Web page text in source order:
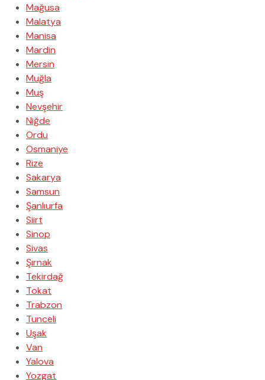
Mağusa
Malatya
Manisa
Mardin
Mersin
Muğla
Muş
Nevşehir
Niğde
Ordu
Osmaniye
Rize
Sakarya
Samsun
Şanlıurfa
Siirt
Sinop
Sivas
Şırnak
Tekirdağ
Tokat
Trabzon
Tunceli
Uşak
Van
Yalova
Yozgat